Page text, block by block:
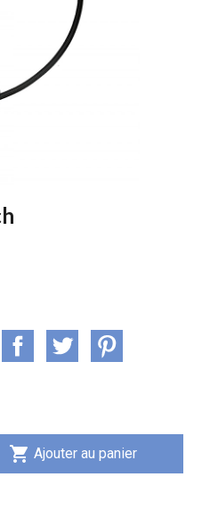
shopping_cart Ajouter au panier